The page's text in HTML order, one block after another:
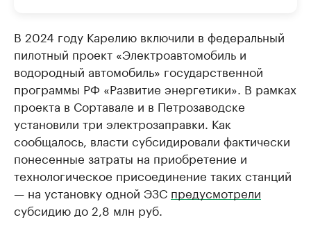
В 2024 году Карелию включили в федеральный
пилотный проект «Электроавтомобиль и
водородный автомобиль» государственной
программы РФ «Развитие энергетики». В рамках
проекта в Сортавале и в Петрозаводске
установили три электрозаправки. Как
сообщалось, власти субсидировали фактически
понесенные затраты на приобретение и
технологическое присоединение таких станций
— на установку одной ЭЗС предусмотрели
субсидию до 2,8 млн руб.